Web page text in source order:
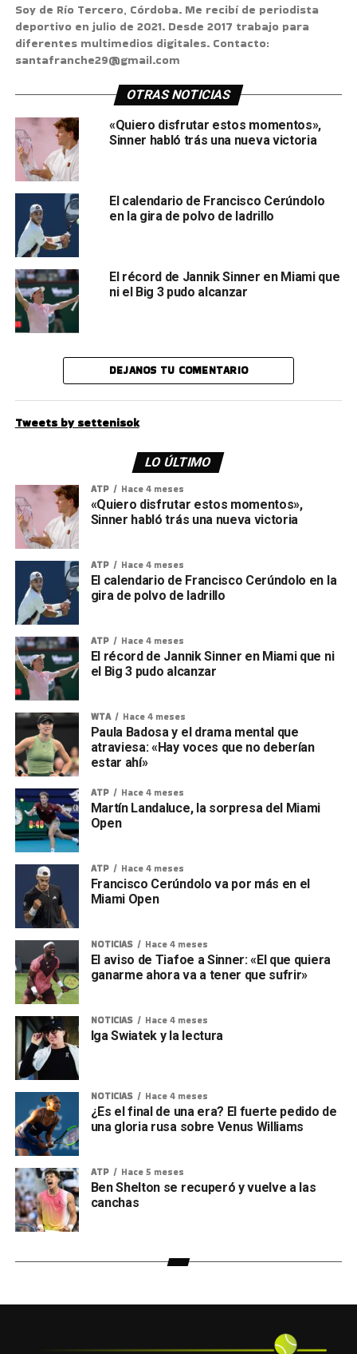
Soy de Río Tercero, Córdoba. Me recibí de periodista
deportivo en julio de 2021. Desde 2017 trabajo para
diferentes multimedios digitales. Contacto:
santafranche29@gmail.com
OTRAS NOTICIAS
«Quiero disfrutar estos momentos»,
Sinner habló trás una nueva victoria
El calendario de Francisco Cerúndolo
en la gira de polvo de ladrillo
El récord de Jannik Sinner en Miami que
ni el Big 3 pudo alcanzar
DEJANOS TU COMENTARIO
Tweets by settenisok
LO ÚLTIMO
ATP Hace 4 meses
«Quiero disfrutar estos momentos»,
Sinner habló trás una nueva victoria
ATP Hace 4 meses
El calendario de Francisco Cerúndolo en la
gira de polvo de ladrillo
ATP Hace 4 meses
El récord de Jannik Sinner en Miami que ni
el Big 3 pudo alcanzar
WTA Hace 4 meses
Paula Badosa y el drama mental que
atraviesa: «Hay voces que no deberían
estar ahí»
ATP Hace 4 meses
Martín Landaluce, la sorpresa del Miami
Open
ATP Hace 4 meses
Francisco Cerúndolo va por más en el
Miami Open
NOTICIAS Hace 4 meses
El aviso de Tiafoe a Sinner: «El que quiera
ganarme ahora va a tener que sufrir»
NOTICIAS Hace 4 meses
Iga Swiatek y la lectura
NOTICIAS Hace 4 meses
¿Es el final de una era? El fuerte pedido de
una gloria rusa sobre Venus Williams
ATP Hace 5 meses
Ben Shelton se recuperó y vuelve a las
canchas